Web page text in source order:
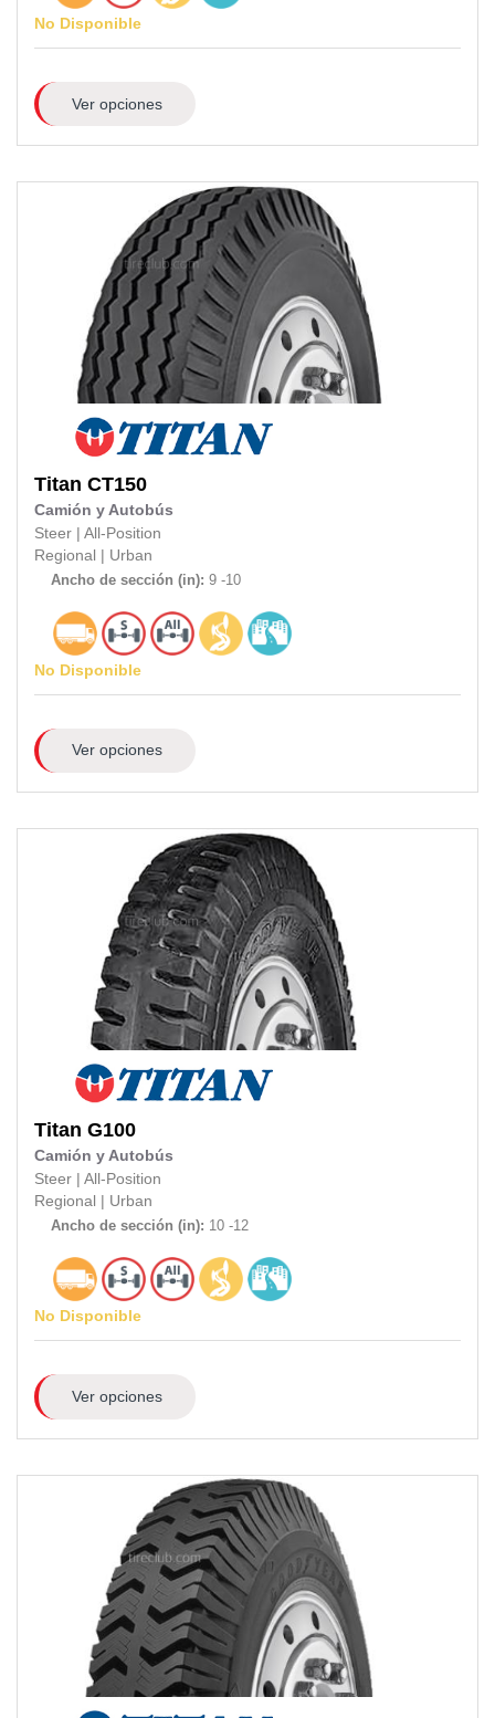
No Disponible
Ver opciones
Titan CT150
Camión y Autobús
Steer | All-Position
Regional | Urban
Ancho de sección (in): 9 -10
No Disponible
Ver opciones
Titan G100
Camión y Autobús
Steer
All-Position
Regional
Urban
Ancho de sección (in): 10 -12
No Disponible
Ver opciones